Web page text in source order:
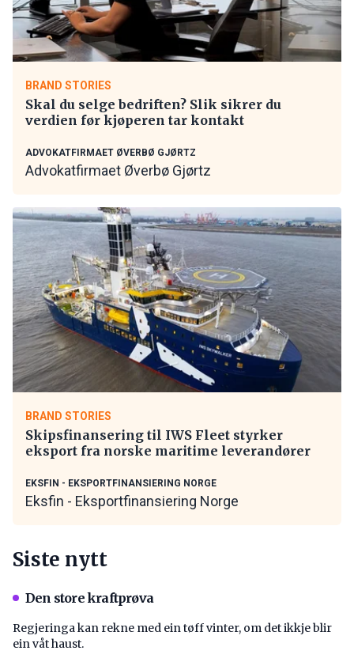
BRAND STORIES
Skal du selge bedriften? Slik sikrer du
verdien før kjøperen tar kontakt
ADVOKATFIRMAET ØVERBØ GJØRTZ
Advokatfirmaet Øverbø Gjørtz
BRAND STORIES
Skipsfinansering til IWS Fleet styrker
eksport fra norske maritime leverandører
EKSFIN - EKSPORTFINANSIERING NORGE
Eksfin - Eksportfinansiering Norge
Siste nytt
Den store kraftprøva
Regjeringa kan rekne med ein tøff vinter, om det ikkje blir
ein våt haust.